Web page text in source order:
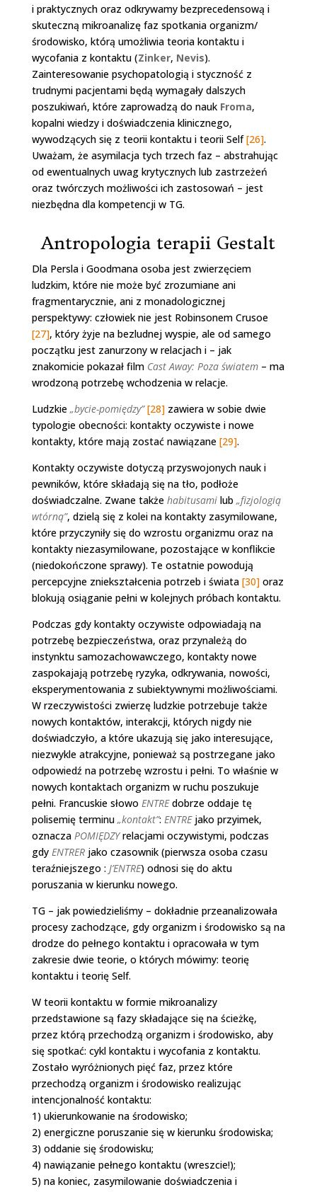
i praktycznych oraz odkrywamy bezprecedensową i
skuteczną mikroanalizę faz spotkania organizm/
środowisko, którą umożliwia teoria kontaktu i
wycofania z kontaktu (Zinker, Nevis).
Zainteresowanie psychopatologią i styczność z
trudnymi pacjentami będą wymagały dalszych
poszukiwań, które zaprowadzą do nauk Froma,
kopalni wiedzy i doświadczenia klinicznego,
wywodzących się z teorii kontaktu i teorii Self[26].
Uważam, że asymilacja tych trzech faz – abstrahując
od ewentualnych uwag krytycznych lub zastrzeżeń
oraz twórczych możliwości ich zastosowań – jest
niezbędna dla kompetencji w TG.
Antropologia terapii Gestalt
Dla Persla i Goodmana osoba jest zwierzęciem
ludzkim, które nie może być zrozumiane ani
fragmentarycznie, ani z monadologicznej
perspektywy: człowiek nie jest Robinsonem Crusoe
[27], który żyje na bezludnej wyspie, ale od samego
początku jest zanurzony w relacjach i – jak
znakomicie pokazał film Cast Away: Poza światem– ma
wrodzoną potrzebę wchodzenia w relacje.
Ludzkie „bycie-pomiędzy” [28]zawiera w sobie dwie
typologie obecności: kontakty oczywiste i nowe
kontakty, które mają zostać nawiązane [29].
Kontakty oczywiste dotyczą przyswojonych nauk i
pewników, które składają się na tło, podłoże
doświadczalne. Zwane także habitusamilub „fizjologią
wtórną”, dzielą się z kolei na kontakty zasymilowane,
które przyczyniły się do wzrostu organizmu oraz na
kontakty niezasymilowane, pozostające w konflikcie
(niedokończone sprawy). Te ostatnie powodują
percepcyjne zniekształcenia potrzeb i świata [30]oraz
blokują osiąganie pełni w kolejnych próbach kontaktu.
Podczas gdy kontakty oczywiste odpowiadają na
potrzebę bezpieczeństwa, oraz przynależą do
instynktu samozachowawczego, kontakty nowe
zaspokajają potrzebę ryzyka, odkrywania, nowości,
eksperymentowania z subiektywnymi możliwościami.
W rzeczywistości zwierzę ludzkie potrzebuje także
nowych kontaktów, interakcji, których nigdy nie
doświadczyło, a które ukazują się jako interesujące,
niezwykle atrakcyjne, ponieważ są postrzegane jako
odpowiedź na potrzebę wzrostu i pełni. To właśnie w
nowych kontaktach organizm w ruchu poszukuje
pełni. Francuskie słowo ENTREdobrze oddaje tę
polisemię terminu „kontakt”: ENTREjako przyimek,
oznaczaPOMIĘDZYrelacjami oczywistymi, podczas
gdy ENTRER jako czasownik (pierwsza osoba czasu
teraźniejszego : J’ENTRE) odnosi się do aktu
poruszania w kierunku nowego.
TG – jak powiedzieliśmy – dokładnie przeanalizowała
procesy zachodzące, gdy organizm i środowisko są na
drodze do pełnego kontaktu i opracowała w tym
zakresie dwie teorie, o których mówimy: teorię
kontaktu i teorię Self.
W teorii kontaktu w formie mikroanalizy
przedstawione są fazy składające się na ścieżkę,
przez którą przechodzą organizm i środowisko, aby
się spotkać: cykl kontaktu i wycofania z kontaktu.
Zostało wyróżnionych pięć faz, przez które
przechodzą organizm i środowisko realizując
intencjonalność kontaktu:
1) ukierunkowanie na środowisko;
2) energiczne poruszanie się w kierunku środowiska;
3) oddanie się środowisku;
4) nawiązanie pełnego kontaktu (wreszcie!);
5) na koniec, zasymilowanie doświadczenia i